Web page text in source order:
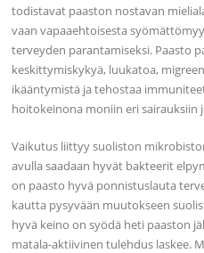
todistavat paaston nostavan
vaan vapaaehtoisesta
terveyden parantamiseksi. Paasto
keskittymiskykyä, luukatoa,
ikääntymistä ja tehostaa
hoitokeinona moniin eri sairauksiin
Vaikutus liittyy suoliston
avulla saadaan hyvät bakteerit
on paasto hyvä ponnistuslauta
kautta pysyvään muutokseen
hyvä keino on syödä heti paaston
matala-aktiivinen tulehdus laskee.